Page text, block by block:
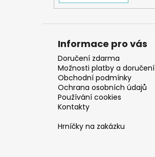
Informace pro vás
Doručení zdarma
Možnosti platby a doručení
Obchodní podmínky
Ochrana osobních údajů
Používání cookies
Kontakty
Hrníčky na zakázku